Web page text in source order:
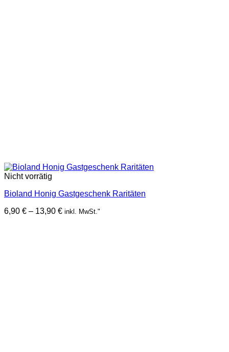
Nicht vorrätig
Bioland Honig Gastgeschenk Raritäten
6,90 € – 13,90 €Preisspanne:
inkl. MwSt."